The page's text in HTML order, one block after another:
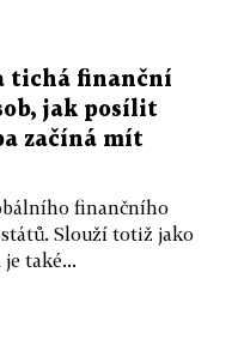
tichá finanční
jak posílit
začíná mít
finančního
Slouží totiž jako
také...